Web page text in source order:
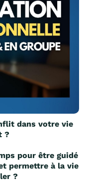
dans votre vie
?
pour être guidé
permettre à la vie
?